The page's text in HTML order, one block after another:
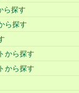
ら探す
ら探す
から探す
から探す